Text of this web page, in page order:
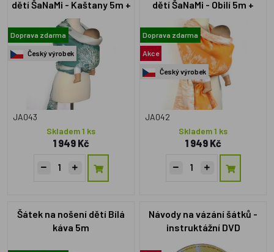
dětí ŠaNaMi - Kaštany 5m +
DVD s návody zdarma
Doprava zdarma
Český výrobek
JA043
Skladem 1 ks
1 949 Kč
dětí ŠaNaMi - Obilí 5m +
DVD s návody zdarma
Doprava zdarma
Akce
Český výrobek
JA042
Skladem 1 ks
1 949 Kč
Šátek na nošení dětí Bílá
káva 5m
Návody na vázání šátků -
instruktážní DVD